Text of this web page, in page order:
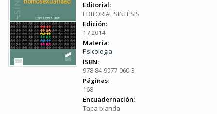
Editorial:
EDITORIAL SINTESIS
Edición:
1 / 2014
Materia:
Psicologia
ISBN:
978-84-9077-060-3
Páginas:
168
Encuadernación:
Tapa blanda